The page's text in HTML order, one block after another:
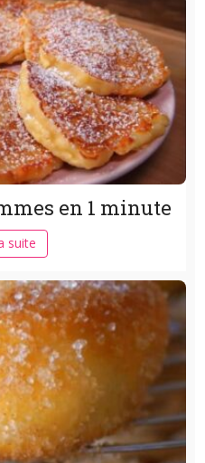
en 1 minute
suite